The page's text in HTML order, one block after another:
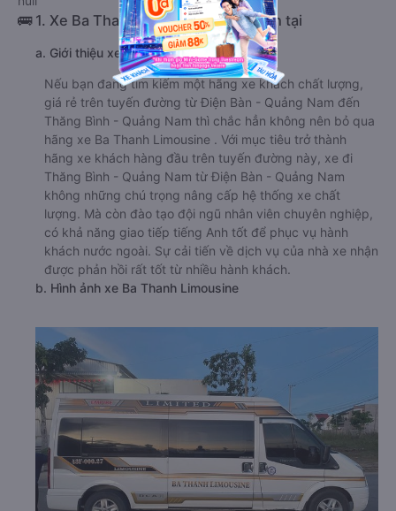
🚌 1. Xe Ba Thanh Limousine khởi hành tại
a. Giới thiệu xe Ba Thanh Limousine
Nếu bạn đang tìm kiếm một hãng xe khách chất lượng,
giá rẻ trên tuyến đường từ Điện Bàn - Quảng Nam đến
Thăng Bình - Quảng Nam thì chắc hẳn không nên bỏ qua
hãng xe Ba Thanh Limousine . Với mục tiêu trở thành
hãng xe khách hàng đầu trên tuyến đường này, xe đi
Thăng Bình - Quảng Nam từ Điện Bàn - Quảng Nam
không những chú trọng nâng cấp hệ thống xe chất
lượng. Mà còn đào tạo đội ngũ nhân viên chuyên nghiệp,
có khả năng giao tiếp tiếng Anh tốt để phục vụ hành
khách nước ngoài. Sự cải tiến về dịch vụ của nhà xe nhận
được phản hồi rất tốt từ nhiều hành khách.
b. Hình ảnh xe Ba Thanh Limousine